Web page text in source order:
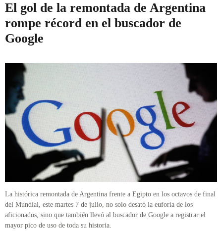
El gol de la remontada de Argentina
rompe récord en el buscador de
Google
La histórica remontada de Argentina frente a Egipto en los octavos de final
del Mundial, este martes 7 de julio, no solo desató la euforia de los
aficionados, sino que también llevó al buscador de Google a registrar el
mayor pico de uso de toda su historia.